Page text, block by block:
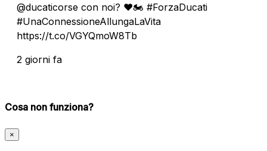
@ducaticorse con noi? ❤️🏍️ #ForzaDucati
#UnaConnessioneAllungaLaVita
https://t.co/VGYQmoW8Tb
2 giorni fa
Cosa non funziona?
×